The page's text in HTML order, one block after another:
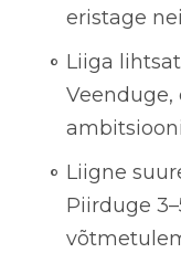
eristage
Liiga
Veenduge,
Liigne
Piirduge